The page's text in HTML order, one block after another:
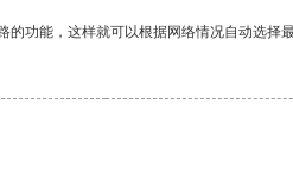
功能，这样就可以根据网络情况自动选择